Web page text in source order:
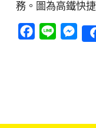
務。圖為高鐵快
Facebook
Line